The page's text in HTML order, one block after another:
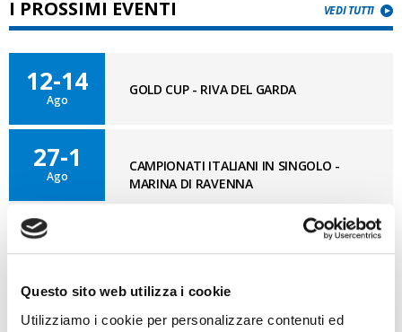
Questo sito web utilizza i cookie
Utilizziamo i cookie per personalizzare contenuti ed
I PROSSIMI EVENTI VEDI TUTTI
12-14
Ago
GOLD CUP - RIVA DEL GARDA
27-1
Ago
CAMPIONATI ITALIANI IN SINGOLO -
MARINA DI RAVENNA
11-12
OPTISUD 3° TAPPA – MEDITERRANEAN